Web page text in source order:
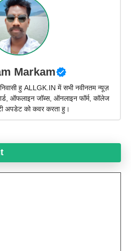
Markam
निवासी हु ALLGK.IN में सभी नवीनतम न्यूज़
ऑफलाइन जॉब्स, ऑनलाइन फॉर्म, कॉलेज
अपडेट को कवर करता हु।